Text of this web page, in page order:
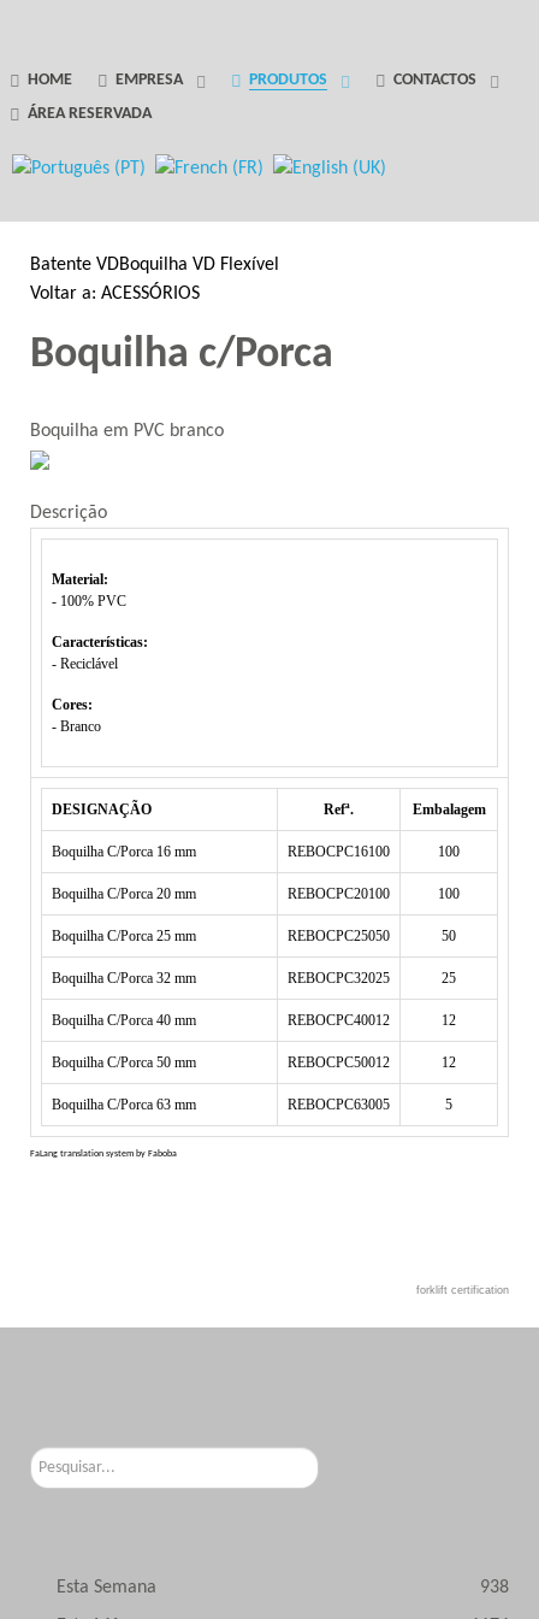
HOME EMPRESA PRODUTOS
CONTACTOS
ÁREA RESERVADA
GANTRY 5 PARTICLE
Error while rendering particle.
Batente VDBoquilha VD Flexível
Voltar a: ACESSÓRIOS
Boquilha c/Porca
Boquilha em PVC branco
Descrição
Material:
- 100% PVC
Características:
- Reciclável
Cores:
- Branco
DESIGNAÇÃO Refª. Embalagem
Boquilha C/Porca 16 mm REBOCPC16100 100
Boquilha C/Porca 20 mm REBOCPC20100 100
Boquilha C/Porca 25 mm REBOCPC25050 50
Boquilha C/Porca 32 mm REBOCPC32025 25
Boquilha C/Porca 40 mm REBOCPC40012 12
Boquilha C/Porca 50 mm REBOCPC50012 12
Boquilha C/Porca 63 mm REBOCPC63005 5
FaLang translation system by Faboba
forklift certification
Pesquisar...
Esta Semana
938